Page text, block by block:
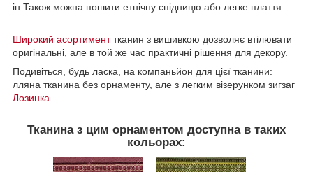
ін Також можна пошити етнічну спідницю або легке плаття.
Широкий асортименттканин з вишивкою дозволяє втілювати
оригінальні, але в той же час практичні рішення для декору.
Подивіться, будь ласка, на компаньйон для цієї тканини:
лляна тканина без орнаменту, але з легким візерунком зигзаг
Лозинка
Тканина з цим орнаментом доступна в таких
кольорах: